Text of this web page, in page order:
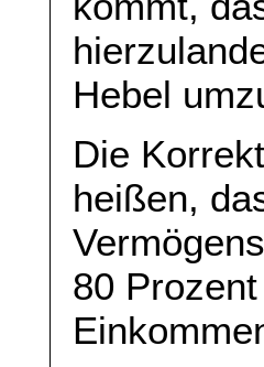
Hebel
Die
heißen,
80